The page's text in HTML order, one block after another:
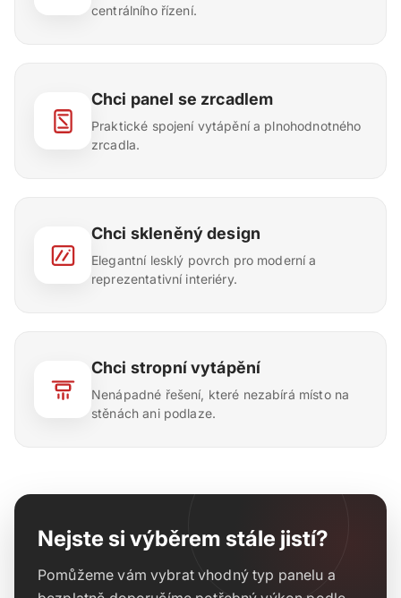
centrálního řízení.
Chci panel se zrcadlem
Praktické spojení vytápění a plnohodnotného
zrcadla.
Chci skleněný design
Elegantní lesklý povrch pro moderní a
reprezentativní interiéry.
Chci stropní vytápění
Nenápadné řešení, které nezabírá místo na
stěnách ani podlaze.
Nejste si výběrem stále jistí?
Pomůžeme vám vybrat vhodný typ panelu a